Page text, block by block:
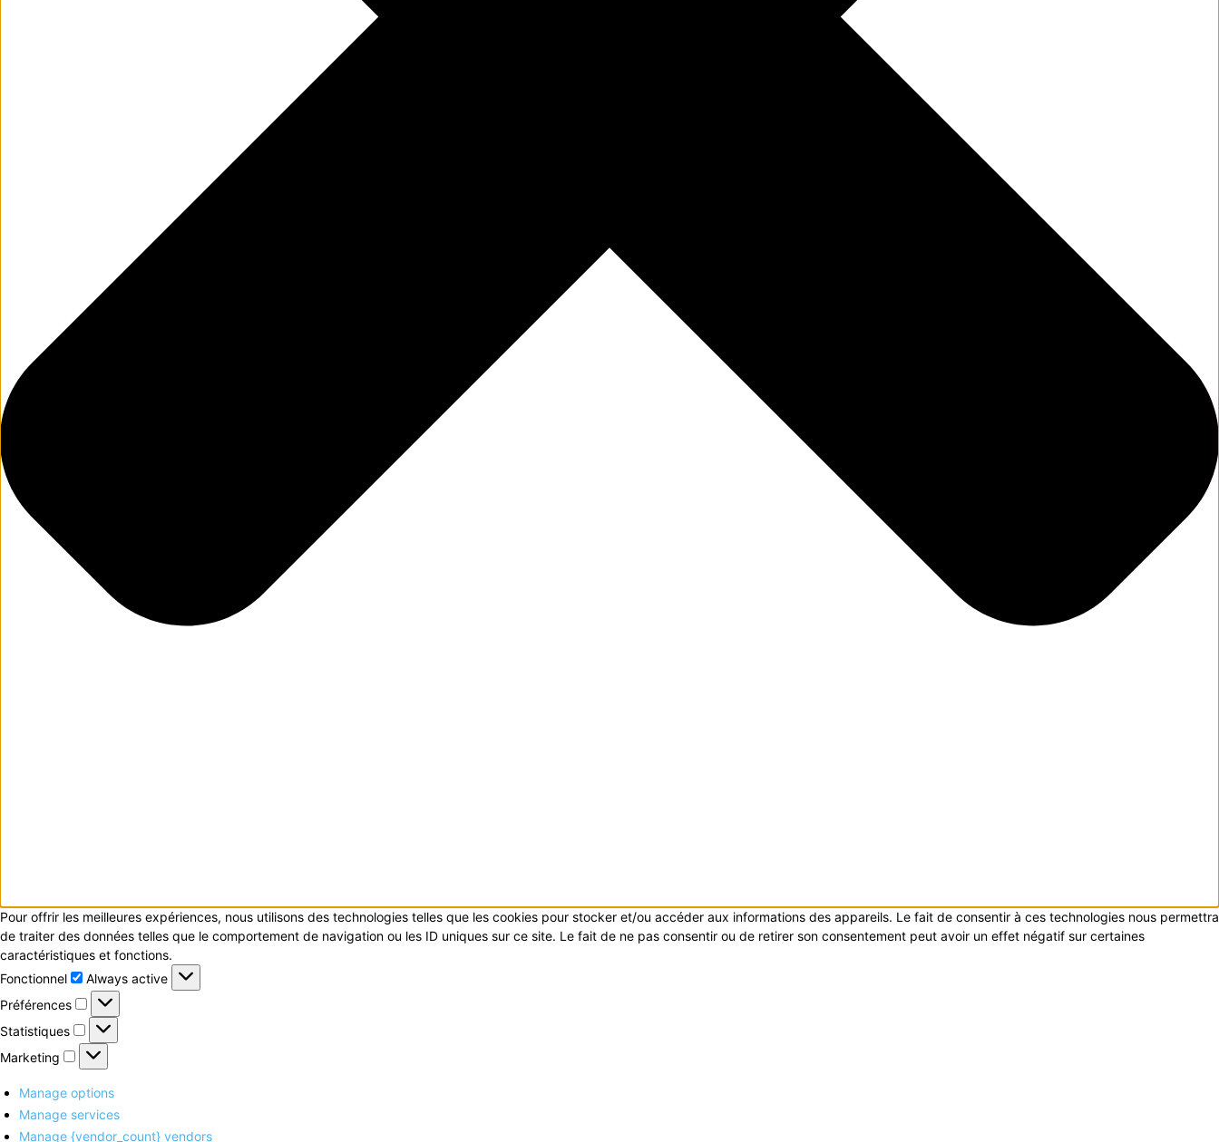
Pour offrir les meilleures expériences, nous utilisons des technologies telles que les cookies pour stocker et/ou accéder aux informations des appareils. Le fait de consentir à ces technologies nous permettra
de traiter des données telles que le comportement de navigation ou les ID uniques sur ce site. Le fait de ne pas consentir ou de retirer son consentement peut avoir un effet négatif sur certaines
caractéristiques et fonctions.
Fonctionnel
Fonctionnel
Always active
Préférences
Préférences
Statistiques Statistiques
Marketing Marketing
Manage options
Manage services
Manage {vendor_count} vendors